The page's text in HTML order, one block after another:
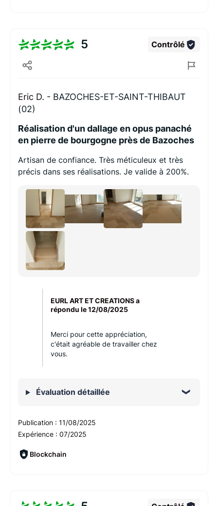
5 Contrôlé
Eric D. - BAZOCHES-ET-SAINT-THIBAUT
(02)
Réalisation d'un dallage en opus panaché
en pierre de bourgogne près de Bazoches
Artisan de confiance. Très méticuleux et très
précis dans ses réalisations. Je valide à 200%.
EURL ART ET CREATIONS a
répondu le12/08/2025
Merci pour cette appréciation,
c'était agréable de travailler chez
vous.
Évaluation détaillée
Publication : 11/08/2025
Expérience : 07/2025
Blockchain